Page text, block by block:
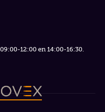
12:00 en 14:00-16:30.